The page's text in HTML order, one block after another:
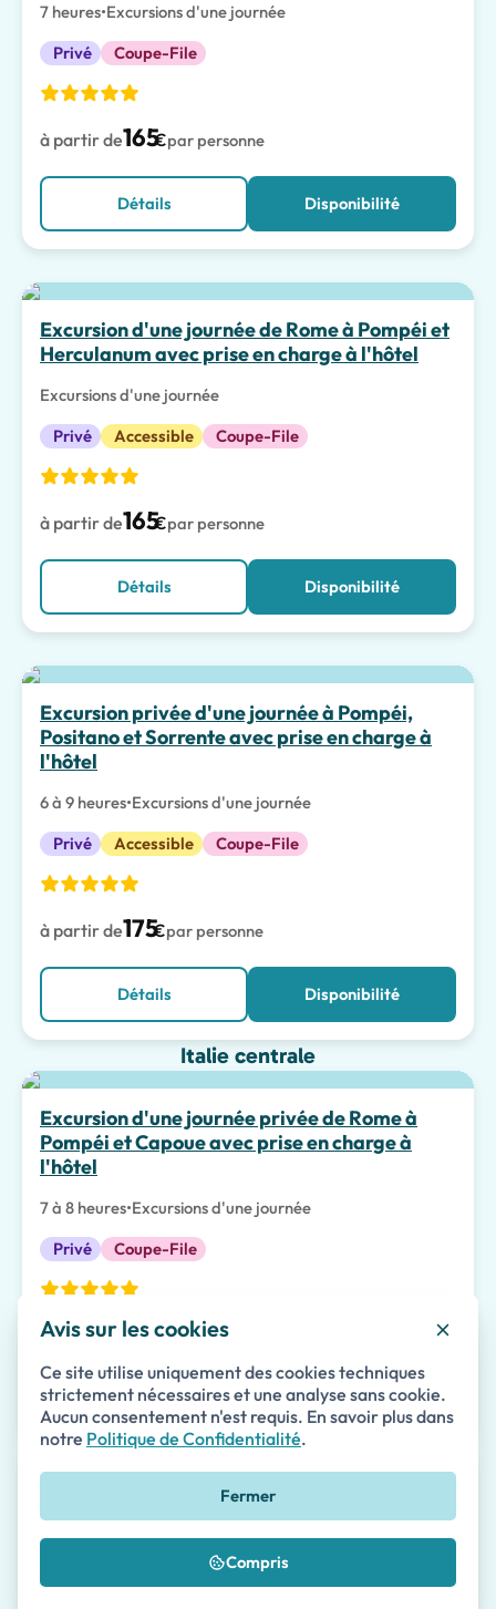
7 heures•Excursions d'une journée
Privé
Coupe-File
à partir de165€par personne
Détails Disponibilité
Meilleur choix
Excursion d'une journée de Rome à Pompéi et
Herculanum avec prise en charge à l'hôtel
Excursions d'une journée
Privé
Accessible Coupe-File
à partir de165€par personne
Détails Disponibilité
Meilleur choix
Excursion privée d'une journée à Pompéi,
Positano et Sorrente avec prise en charge à
l'hôtel
6 à 9 heures•Excursions d'une journée
Privé
Accessible Coupe-File
à partir de175€par personne
Détails Disponibilité
Italie centrale
Expériences Spéciales
Excursion d'une journée privée de Rome à
Pompéi et Capoue avec prise en charge à
l'hôtel
7 à 8 heures•Excursions d'une journée
Privé
Coupe-File
à partir de 165€par personne
Détails Disponibilité
Excursion d'une journée de Rome à Capri et la
Grotte Bleue avec prise en charge à l'hôtel
Excursions d'une journée
Avis sur les cookies
Ce site utilise uniquement des cookies techniques
strictement nécessaires et une analyse sans cookie.
Aucun consentement n'est requis. En savoir plus dans
notre Politique de Confidentialité.
Fermer
Compris